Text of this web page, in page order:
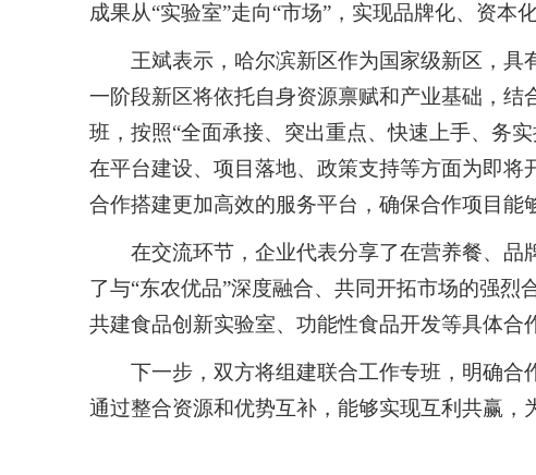
成果从“实验室”走向“市场”，实现品牌化、资本化
王斌表示，哈尔滨新区作为国家级新区，
一阶段新区将依托自身资源禀赋和产业基础，
班，按照“全面承接、突出重点、快速上手、务
在平台建设、项目落地、政策支持等方面为即
合作搭建更加高效的服务平台，确保合作项目能
在交流环节，企业代表分享了在营养餐、
了与“东农优品”深度融合、共同开拓市场的强烈
共建食品创新实验室、功能性食品开发等具体合
下一步，双方将组建联合工作专班，明确合
通过整合资源和优势互补，能够实现互利共赢，